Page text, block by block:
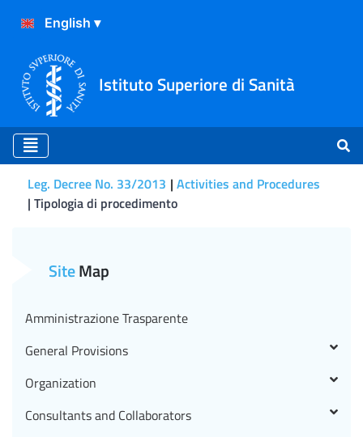
Istituto Superiore di Sanità
Leg. Decree No. 33/2013 Activities and Procedures
Tipologia di procedimento
SiteMap
Amministrazione Trasparente
General Provisions
Organization
Consultants and Collaborators